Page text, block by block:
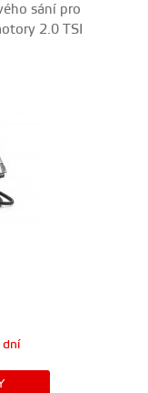
sání pro
2.0 TSI